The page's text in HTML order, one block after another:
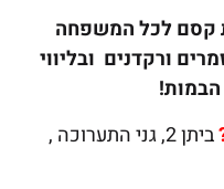
קסם לכל המשפחה
ורקדנים ובליווי
הבמות!
ביתן 2, גני התערוכה ,